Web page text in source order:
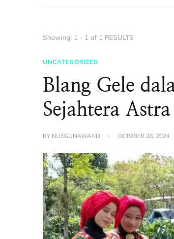
Showing: 1 - 1 of 1 RESULTS
UNCATEGORIZED
Blang Gele
Sejahtera Astra
BY NUEGUNAWAND OCTOBER 28, 2024